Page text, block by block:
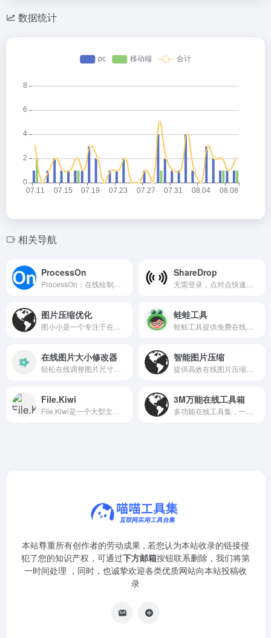
数据统计
相关导航
ProcessOn ShareDrop
图片压缩优化 蛙蛙工具
在线图片大小修改器 智能图片压缩
File.Kiwi 3M万能在线工具箱
本站尊重所有创作者的劳动成果 , 若您认为本站收录的链接侵
犯了您的知识产权，可通过下方邮箱按钮联系删除，我们将第
一时间处理 ，同时，也诚挚欢迎各类优质网站向本站投稿收
录